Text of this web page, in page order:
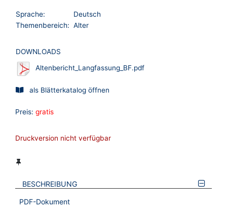
Sprache:
Deutsch
Themenbereich: Alter
DOWNLOADS
Altenbericht_Langfassung_BF.pdf
als Blätterkatalog öffnen
Preis: gratis
Druckversion nicht verfügbar
BESCHREIBUNG
PDF-Dokument